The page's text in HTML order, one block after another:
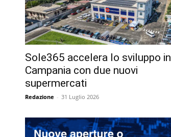
Sole365 accelera lo sviluppo in
Campania con due nuovi
supermercati
Redazione - 31 Luglio 2026